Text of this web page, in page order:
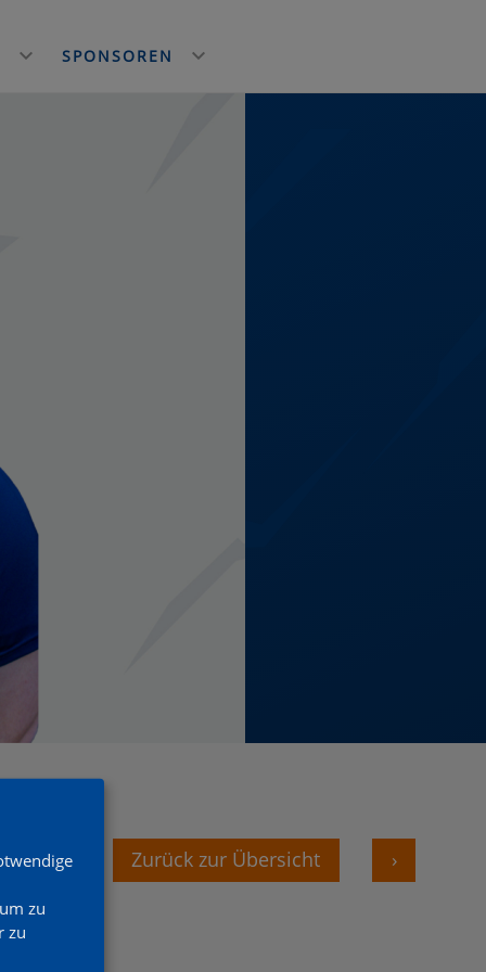
SPONSOREN
‹ Zurück zur Übersicht ›
zu
zu